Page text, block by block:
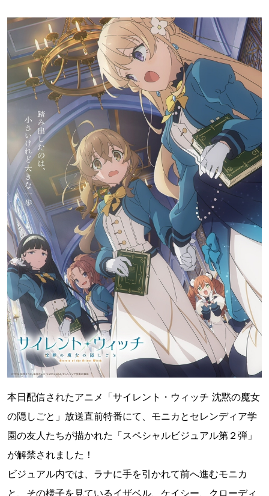
本日配信されたアニメ「サイレント・ウィッチ 沈黙の魔女
の隠しごと」放送直前特番にて、モニカとセレンディア学
園の友人たちが描かれた「スペシャルビジュアル第２弾」
が解禁されました！
ビジュアル内では、ラナに手を引かれて前へ進むモニカ
と、その様子を見ているイザベル、ケイシー、クローディ